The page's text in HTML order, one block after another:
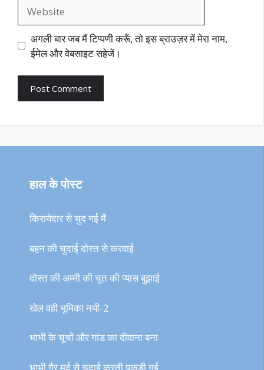
अगली बार जब मैं टिप्पणी करूँ, तो इस ब्राउज़र में मेरा नाम,
ईमेल और वेबसाइट सहेजें।
हाल के पोस्ट
किरायेदार से चुद गई मैं
बहन की चुदाई दोस्त से करवाई
दोस्त की अम्मी की चूत की प्यास बुझाई
खेल वही भूमिका नयी-2
भाभी के चूचों और गांड का दीवाना बना
भाभी गैर मर्द से चुदाई करती पकड़ी गई